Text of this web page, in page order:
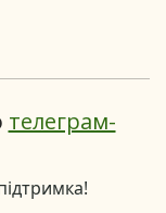
телеграм-